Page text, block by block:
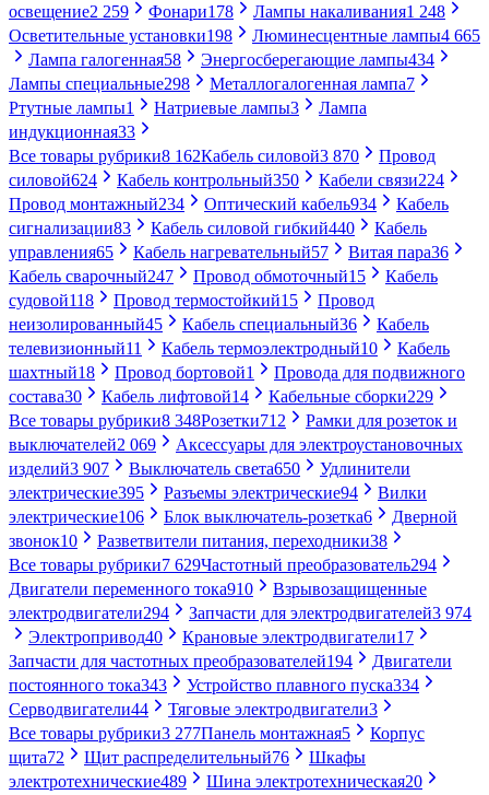
освещение2 259 Фонари178 Лампы накаливания1 248
Осветительные установки198 Люминесцентные лампы4 665
Лампа галогенная58 Энергосберегающие лампы434
Лампы специальные298 Металлогалогенная лампа7
Ртутные лампы1 Натриевые лампы3
Лампа
индукционная33
Все товары рубрики8 162Кабель силовой3 870
Провод
силовой624 Кабель контрольный350 Кабели связи224
Провод монтажный234 Оптический кабель934
Кабель
сигнализации83 Кабель силовой гибкий440
Кабель
управления65 Кабель нагревательный57 Витая пара36
Кабель сварочный247 Провод обмоточный15
Кабель
судовой118 Провод термостойкий15
Провод
неизолированный45 Кабель специальный36
Кабель
телевизионный11 Кабель термоэлектродный10
Кабель
шахтный18 Провод бортовой1
Провода для подвижного
состава30 Кабель лифтовой14 Кабельные сборки229
Все товары рубрики8 348Розетки712
Рамки для розеток и
выключателей2 069
Аксессуары для электроустановочных
изделий3 907 Выключатель света650
Удлинители
электрические395 Разъемы электрические94
Вилки
электрические106 Блок выключатель-розетка6
Дверной
звонок10 Разветвители питания, переходники38
Все товары рубрики7 629Частотный преобразователь294
Двигатели переменного тока910
Взрывозащищенные
электродвигатели294 Запчасти для электродвигателей3 974
Электропривод40 Крановые электродвигатели17
Запчасти для частотных преобразователей194
Двигатели
постоянного тока343 Устройство плавного пуска334
Серводвигатели44 Тяговые электродвигатели3
Все товары рубрики3 277Панель монтажная5
Корпус
щита72 Щит распределительный76
Шкафы
электротехнические489 Шина электротехническая20